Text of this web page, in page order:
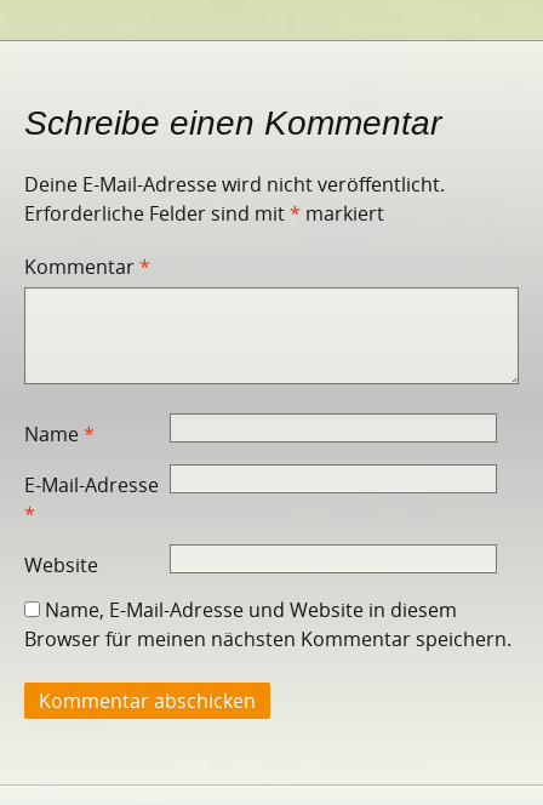
Schreibe einen Kommentar
Deine E-Mail-Adresse wird nicht veröffentlicht.
Erforderliche Felder sind mit* markiert
Kommentar*
Name*
E-Mail-Adresse
*
Website
Name, E-Mail-Adresse und Website in diesem
Browser für meinen nächsten Kommentar speichern.